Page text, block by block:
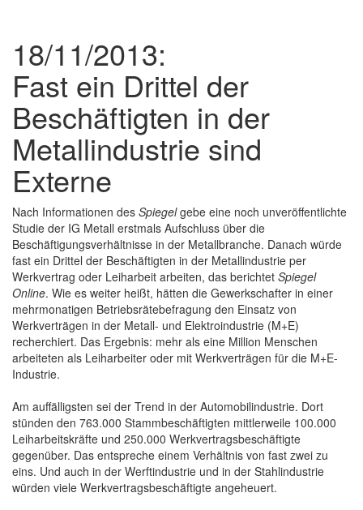
18/11/2013:
Fast ein Drittel der
Beschäftigten in der
Metallindustrie sind
Externe
Nach Informationen des Spiegelgebe eine noch unveröffentlichte
Studie der IG Metall erstmals Aufschluss über die
Beschäftigungsverhältnisse in der Metallbranche. Danach würde
fast ein Drittel der Beschäftigten in der Metallindustrie per
Werkvertrag oder Leiharbeit arbeiten, das berichtet Spiegel
Online. Wie es weiter heißt, hätten die Gewerkschafter in einer
mehrmonatigen Betriebsrätebefragung den Einsatz von
Werkverträgen in der Metall- und Elektroindustrie (M+E)
recherchiert. Das Ergebnis: mehr als eine Million Menschen
arbeiteten als Leiharbeiter oder mit Werkverträgen für die M+E-
Industrie.
Am auffälligsten sei der Trend in der Automobilindustrie. Dort
stünden den 763.000 Stammbeschäftigten mittlerweile 100.000
Leiharbeitskräfte und 250.000 Werkvertragsbeschäftigte
gegenüber. Das entspreche einem Verhältnis von fast zwei zu
eins. Und auch in der Werftindustrie und in der Stahlindustrie
würden viele Werkvertragsbeschäftigte angeheuert.